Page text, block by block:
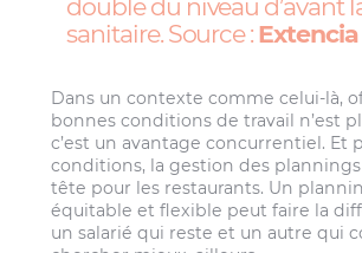
double du niveau d’avant
sanitaire. Source : Extencia
Dans un contexte comme celui-là,
bonnes conditions de travail n’est
c’est un avantage concurrentiel. Et
conditions, la gestion des
tête pour les restaurants. Un
équitable et flexible peut faire la
un salarié qui reste et un autre qui